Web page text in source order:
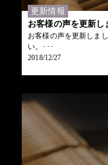
更新情報
お客様の声を更新し
お客様の声を更新しま
い。･･･
2018/12/27